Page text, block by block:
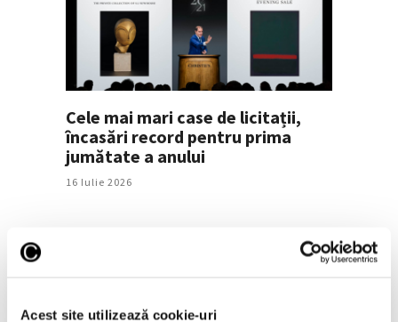
Acest site utilizează cookie-uri
Cele mai mari case de licitații,
încasări record pentru prima
jumătate a anului
16 Iulie 2026